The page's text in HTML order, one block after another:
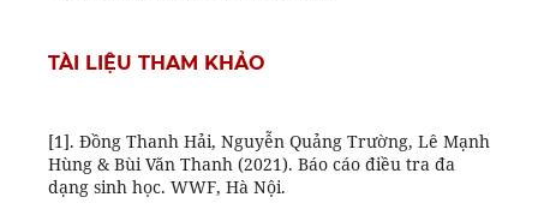
TÀI LIỆU THAM KHẢO
[1]. Đồng Thanh Hải, Nguyễn Quảng Trường, Lê Mạnh
Hùng & Bùi Văn Thanh (2021). Báo cáo điều tra đa
dạng sinh học. WWF, Hà Nội.